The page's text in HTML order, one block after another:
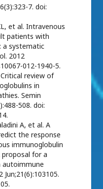
7. doi:
et al. Intravenous
patients with
a systematic
2012
012-1940-5.
Critical review of
in
Semin
508. doi:
A, et al. A
the response
immunoglobulin
for a
autoimmune